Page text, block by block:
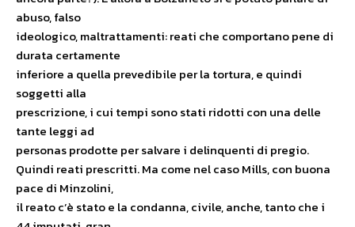
abuso, falso
ideologico, maltrattamenti: reati che comportano pene di
durata certamente
inferiore a quella prevedibile per la tortura, e quindi
soggetti alla
prescrizione, i cui tempi sono stati ridotti con una delle
tante leggi ad
personas prodotte per salvare i delinquenti di pregio.
Quindi reati prescritti. Ma come nel caso Mills, con buona
pace di Minzolini,
il reato c’è stato e la condanna, civile, anche, tanto che i